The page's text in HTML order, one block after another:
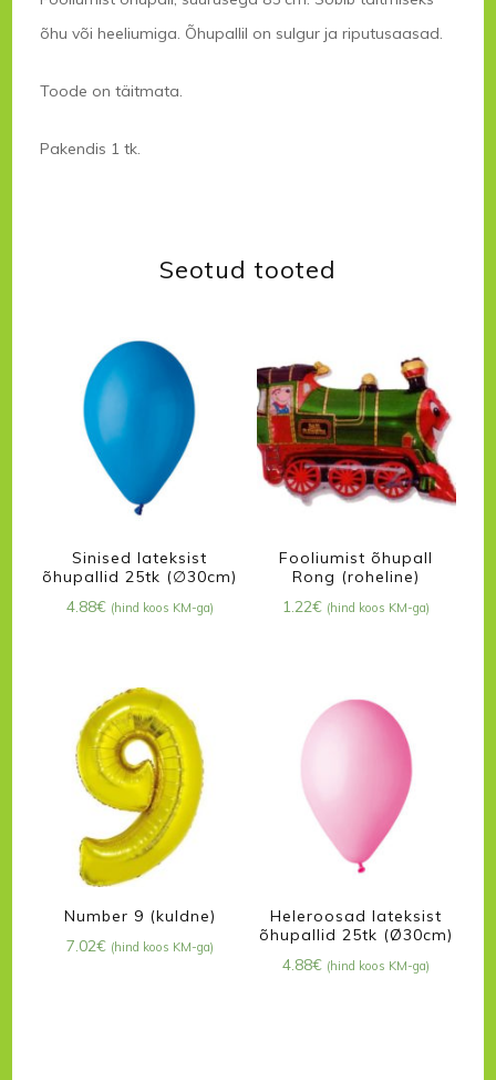
õhu või heeliumiga. Õhupallil on sulgur ja riputusaasad.
Toode on täitmata.
Pakendis 1 tk.
Seotud tooted
Sinised lateksist
õhupallid 25tk (∅30cm)
4.88€ (hind koos KM-ga)
Fooliumist õhupall
Rong (roheline)
1.22€ (hind koos KM-ga)
Number 9 (kuldne)
7.02€ (hind koos KM-ga)
Heleroosad lateksist
õhupallid 25tk (Ø30cm)
4.88€ (hind koos KM-ga)